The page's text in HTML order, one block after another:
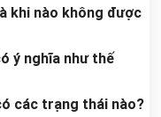
khi nào không được
ý nghĩa như thế
các trạng thái nào?